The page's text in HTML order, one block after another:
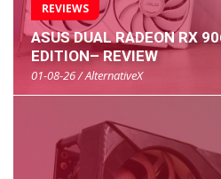
REVIEWS
ASUS DUAL RADEON RX
EDITION– REVIEW
01-08-26 / AlternativeX